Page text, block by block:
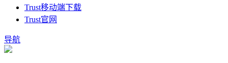
Trust移动端下载
Trust官网
导航